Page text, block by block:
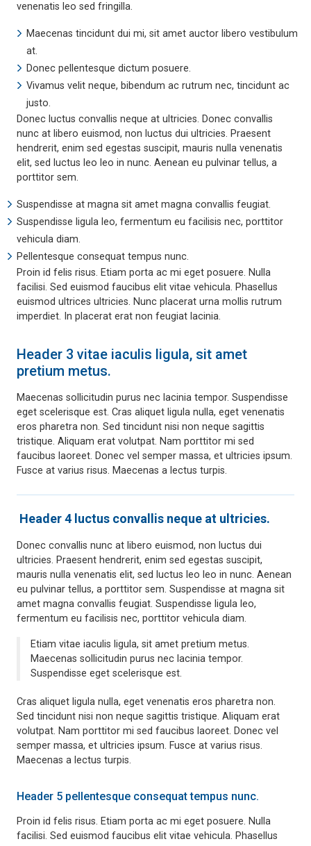
venenatis leo sed fringilla.
Maecenas tincidunt dui mi, sit amet auctor libero vestibulum
at.
Donec pellentesque dictum posuere.
Vivamus velit neque, bibendum ac rutrum nec, tincidunt ac
justo.
Donec luctus convallis neque at ultricies. Donec convallis
nunc at libero euismod, non luctus dui ultricies. Praesent
hendrerit, enim sed egestas suscipit, mauris nulla venenatis
elit, sed luctus leo leo in nunc. Aenean eu pulvinar tellus, a
porttitor sem.
Suspendisse at magna sit amet magna convallis feugiat.
Suspendisse ligula leo, fermentum eu facilisis nec, porttitor
vehicula diam.
Pellentesque consequat tempus nunc.
Proin id felis risus. Etiam porta ac mi eget posuere. Nulla
facilisi. Sed euismod faucibus elit vitae vehicula. Phasellus
euismod ultrices ultricies. Nunc placerat urna mollis rutrum
imperdiet. In placerat erat non feugiat lacinia.
Header 3 vitae iaculis ligula, sit amet
pretium metus.
Maecenas sollicitudin purus nec lacinia tempor. Suspendisse
eget scelerisque est. Cras aliquet ligula nulla, eget venenatis
eros pharetra non. Sed tincidunt nisi non neque sagittis
tristique. Aliquam erat volutpat. Nam porttitor mi sed
faucibus laoreet. Donec vel semper massa, et ultricies ipsum.
Fusce at varius risus. Maecenas a lectus turpis.
Header 4 luctus convallis neque at ultricies.
Donec convallis nunc at libero euismod, non luctus dui
ultricies. Praesent hendrerit, enim sed egestas suscipit,
mauris nulla venenatis elit, sed luctus leo leo in nunc. Aenean
eu pulvinar tellus, a porttitor sem. Suspendisse at magna sit
amet magna convallis feugiat. Suspendisse ligula leo,
fermentum eu facilisis nec, porttitor vehicula diam.
Etiam vitae iaculis ligula, sit amet pretium metus.
Maecenas sollicitudin purus nec lacinia tempor.
Suspendisse eget scelerisque est.
Cras aliquet ligula nulla, eget venenatis eros pharetra non.
Sed tincidunt nisi non neque sagittis tristique. Aliquam erat
volutpat. Nam porttitor mi sed faucibus laoreet. Donec vel
semper massa, et ultricies ipsum. Fusce at varius risus.
Maecenas a lectus turpis.
Header 5 pellentesque consequat tempus nunc.
Proin id felis risus. Etiam porta ac mi eget posuere. Nulla
facilisi. Sed euismod faucibus elit vitae vehicula. Phasellus